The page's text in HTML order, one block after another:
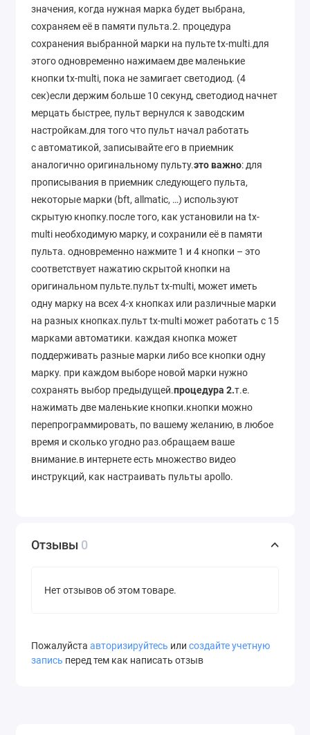
значения, когда нужная марка будет выбрана,
сохраняем её в памяти пульта.2. процедура
сохранения выбранной марки на пульте tx-multi.для
этого одновременно нажимаем две маленькие
кнопки tx-multi, пока не замигает светодиод. (4
сек)если держим больше 10 секунд, светодиод начнет
мерцать быстрее, пульт вернулся к заводским
настройкам.для того что пульт начал работать
с автоматикой, записывайте его в приемник
аналогично оригинальному пульту.это важно: для
прописывания в приемник следующего пульта,
некоторые марки (bft, allmatic, …) используют
скрытую кнопку.после того, как установили на tx-
multi необходимую марку, и сохранили её в памяти
пульта. одновременно нажмите 1 и 4 кнопки – это
соответствует нажатию скрытой кнопки на
оригинальном пульте.пульт tx-multi, может иметь
одну марку на всех 4-х кнопках или различные марки
на разных кнопках.пульт tx-multi может работать с 15
марками автоматики. каждая кнопка может
поддерживать разные марки либо все кнопки одну
марку. при каждом выборе новой марки нужно
сохранять выбор предыдущей.процедура 2.т.е.
нажимать две маленькие кнопки.кнопки можно
перепрограммировать, по вашему желанию, в любое
время и сколько угодно раз.обращаем ваше
внимание.в интернете есть множество видео
инструкций, как настраивать пульты apollo.
Отзывы 0
Нет отзывов об этом товаре.
Пожалуйста авторизируйтесь или создайте учетную
запись перед тем как написать отзыв